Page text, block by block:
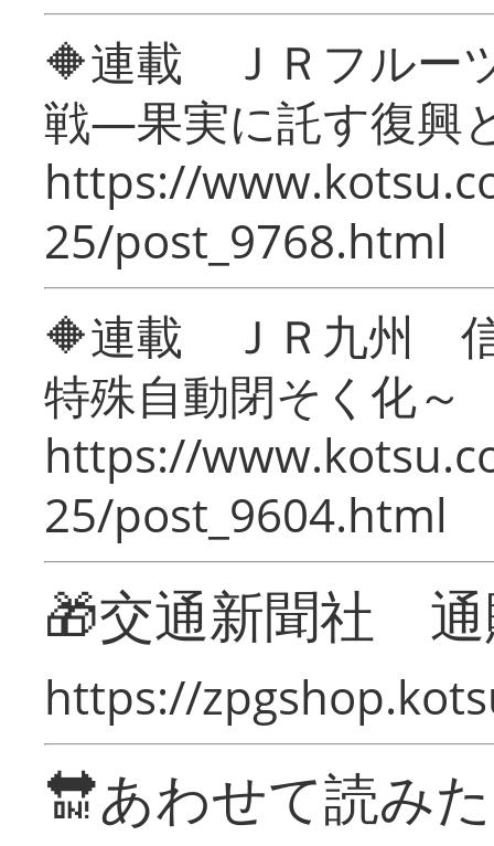
🔶連載 ＪＲフルー
戦―果実に託す復興
https://
25/post_9768.html
🔶連載 ＪＲ九州 信
特殊自動閉そく化～
https://
25/post_9604.html
🎁交通新聞社
https://
🔛あわせて読み